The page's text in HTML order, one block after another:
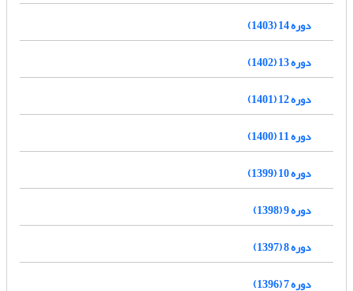
دوره 14 (1403)
دوره 13 (1402)
دوره 12 (1401)
دوره 11 (1400)
دوره 10 (1399)
دوره 9 (1398)
دوره 8 (1397)
دوره 7 (1396)